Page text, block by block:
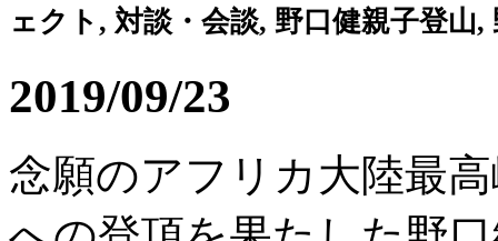
ェクト, 対談・会談, 野口健親子登山,
2019/09/23
念願のアフリカ大陸最